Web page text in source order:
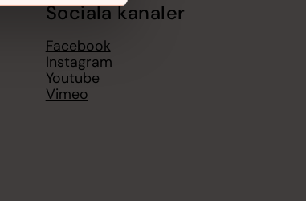
Sociala kanaler
Facebook
Instagram
Youtube
Vimeo